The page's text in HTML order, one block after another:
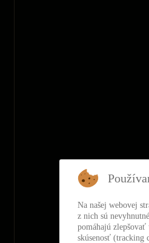
Na našej webovej
z nich sú
pomáhajú
skúsenosť (tracking